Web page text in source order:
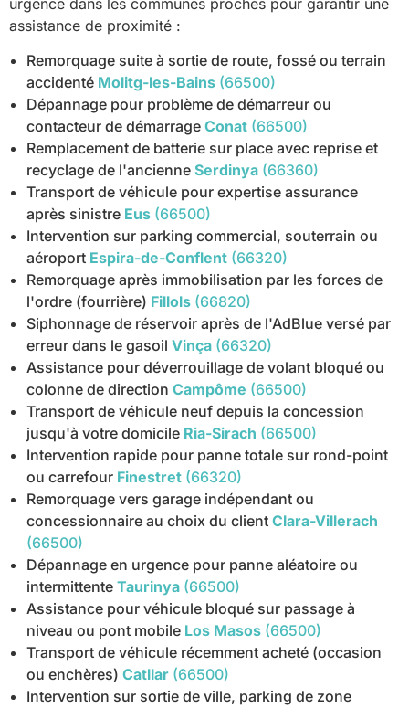
assistance de proximité :
Remorquage suite à sortie de route, fossé ou terrain
accidenté Molitg-les-Bains (66500)
Dépannage pour problème de démarreur ou
contacteur de démarrage Conat (66500)
Remplacement de batterie sur place avec reprise et
recyclage de l'ancienne Serdinya (66360)
Transport de véhicule pour expertise assurance
après sinistre Eus (66500)
Intervention sur parking commercial, souterrain ou
aéroport Espira-de-Conflent (66320)
Remorquage après immobilisation par les forces de
l'ordre (fourrière) Fillols (66820)
Siphonnage de réservoir après de l'AdBlue versé par
erreur dans le gasoil Vinça (66320)
Assistance pour déverrouillage de volant bloqué ou
colonne de direction Campôme (66500)
Transport de véhicule neuf depuis la concession
jusqu'à votre domicile Ria-Sirach (66500)
Intervention rapide pour panne totale sur rond-point
ou carrefour Finestret (66320)
Remorquage vers garage indépendant ou
concessionnaire au choix du client Clara-Villerach
(66500)
Dépannage en urgence pour panne aléatoire ou
intermittente Taurinya (66500)
Assistance pour véhicule bloqué sur passage à
niveau ou pont mobile Los Masos (66500)
Transport de véhicule récemment acheté (occasion
ou enchères) Catllar (66500)
Intervention sur sortie de ville, parking de zone